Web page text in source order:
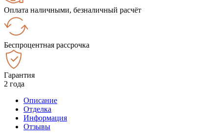
Оплата наличными, безналичный расчёт
Беспроцентная рассрочка
Гарантия
2 года
Описание
Отделка
Информация
Отзывы